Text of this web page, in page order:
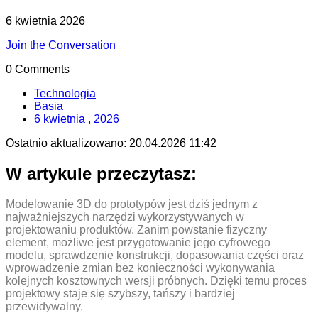
6 kwietnia 2026
Join the Conversation
0 Comments
Technologia
Basia
6 kwietnia , 2026
Ostatnio aktualizowano: 20.04.2026 11:42
W artykule przeczytasz:
Modelowanie 3D do prototypów jest dziś jednym z
najważniejszych narzędzi wykorzystywanych w
projektowaniu produktów. Zanim powstanie fizyczny
element, możliwe jest przygotowanie jego cyfrowego
modelu, sprawdzenie konstrukcji, dopasowania części oraz
wprowadzenie zmian bez konieczności wykonywania
kolejnych kosztownych wersji próbnych. Dzięki temu proces
projektowy staje się szybszy, tańszy i bardziej
przewidywalny.